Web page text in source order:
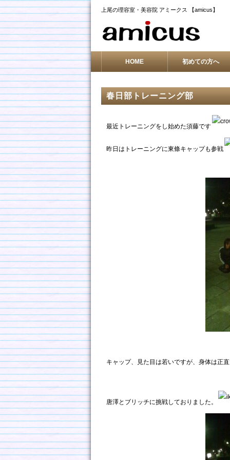
上尾の理容室・美容院 アミークス 【amicus】
HOME 初めての方へ
春日部トレーニング部
最近トレーニングをし始めた須藤です
昨日はトレーニングに東條キャップも参戦
キャップ、見た目は若いですが、身体は正
唐澤とブリッチに挑戦しておりました。